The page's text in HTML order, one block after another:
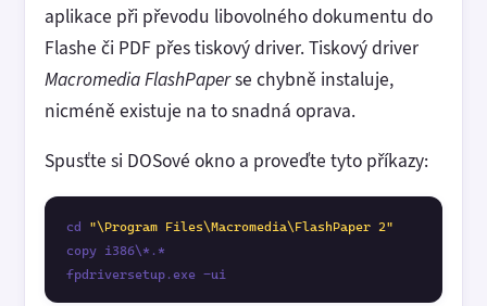
aplikace při převodu libovolného dokumentu do
Flashe či PDF přes tiskový driver. Tiskový driver
Macromedia FlashPaperse chybně instaluje,
nicméně existuje na to snadná oprava.
Spusťte si DOSové okno a proveďte tyto příkazy:
cd "\Program Files\Macromedia\FlashPaper 2"
copy i386\*.*
fpdriversetup.exe -ui